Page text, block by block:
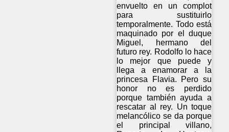
envuelto en un complot
para sustituirlo
temporalmente. Todo está
maquinado por el duque
Miguel, hermano del
futuro rey. Rodolfo lo hace
lo mejor que puede y
llega a enamorar a la
princesa Flavia. Pero su
honor no es perdido
porque también ayuda a
rescatar al rey. Un toque
melancólico se da porque
el principal villano,